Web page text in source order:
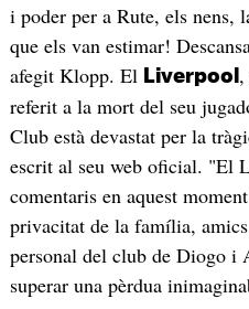
i poder per a Rute, els nens,
que els van estimar!
afegit Klopp. El Liverpool ,
referit a la mort del seu
Club està devastat per la
escrit al seu web oficial. "El
comentaris en aquest
privacitat de la família,
personal del club de Diogo i
superar una pèrdua